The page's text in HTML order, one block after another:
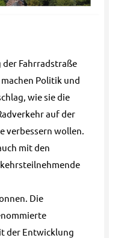
Fahrradstraße
Politik und
wie sie die
auf der
verbessern wollen.
mit den
Die
der Entwicklung